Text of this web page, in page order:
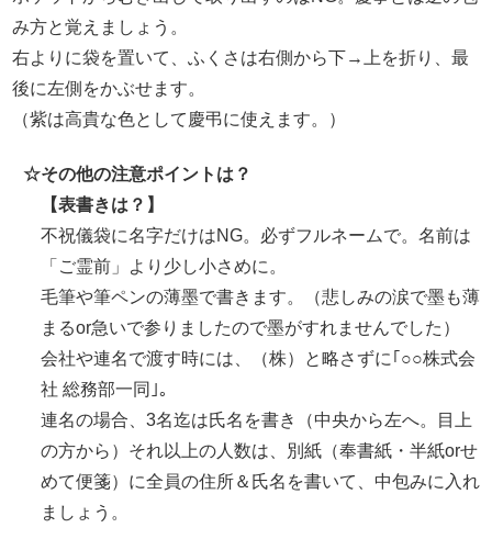
み方と覚えましょう。
右よりに袋を置いて、ふくさは右側から下→上を折り、最
後に左側をかぶせます。
（紫は高貴な色として慶弔に使えます。）
☆その他の注意ポイントは？
【表書きは？】
不祝儀袋に名字だけはNG。必ずフルネームで。名前は
「ご霊前」より少し小さめに。
毛筆や筆ペンの薄墨で書きます。（悲しみの涙で墨も薄
まるor急いで参りましたので墨がすれませんでした）
会社や連名で渡す時には、（株）と略さずに｢○○株式会
社 総務部一同｣。
連名の場合、3名迄は氏名を書き（中央から左へ。目上
の方から）それ以上の人数は、別紙（奉書紙・半紙orせ
めて便箋）に全員の住所＆氏名を書いて、中包みに入れ
ましょう。